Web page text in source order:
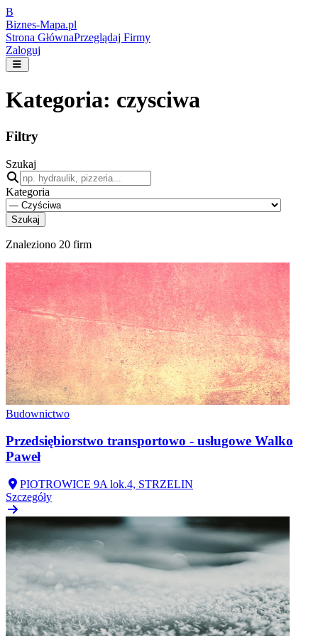
B
Biznes-Mapa.pl
Strona GłównaPrzeglądaj Firmy
Zaloguj
Kategoria: czysciwa
Filtry
Szukaj
Kategoria
Szukaj
Znaleziono 20 firm
Budownictwo
Przedsiębiorstwo transportowo - usługowe Walko
Paweł
PIOTROWICE 9A lok.4, STRZELIN
Szczegóły